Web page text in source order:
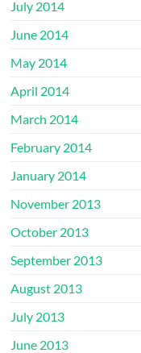
July 2014
June 2014
May 2014
April 2014
March 2014
February 2014
January 2014
November 2013
October 2013
September 2013
August 2013
July 2013
June 2013